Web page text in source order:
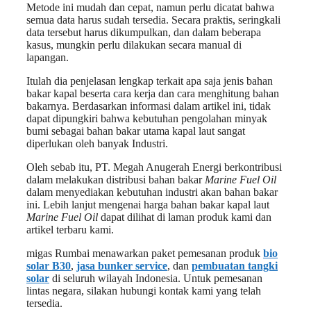
Metode ini mudah dan cepat, namun perlu dicatat bahwa
semua data harus sudah tersedia. Secara praktis, seringkali
data tersebut harus dikumpulkan, dan dalam beberapa
kasus, mungkin perlu dilakukan secara manual di
lapangan.
Itulah dia penjelasan lengkap terkait apa saja jenis bahan
bakar kapal beserta cara kerja dan cara menghitung bahan
bakarnya. Berdasarkan informasi dalam artikel ini, tidak
dapat dipungkiri bahwa kebutuhan pengolahan minyak
bumi sebagai bahan bakar utama kapal laut sangat
diperlukan oleh banyak Industri.
Oleh sebab itu, PT. Megah Anugerah Energi berkontribusi
dalam melakukan distribusi bahan bakar Marine Fuel Oil
dalam menyediakan kebutuhan industri akan bahan bakar
ini. Lebih lanjut mengenai harga bahan bakar kapal laut
Marine Fuel Oil dapat dilihat di laman produk kami dan
artikel terbaru kami.
migas Rumbai menawarkan paket pemesanan produk bio
solar B30, jasa bunker service, dan pembuatan tangki
solar di seluruh wilayah Indonesia. Untuk pemesanan
lintas negara, silakan hubungi kontak kami yang telah
tersedia.